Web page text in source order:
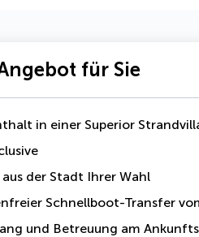
für Sie
in einer Superior
aus der Stadt Ihrer Wahl
Schnellboot-Transfer
und Betreuung am